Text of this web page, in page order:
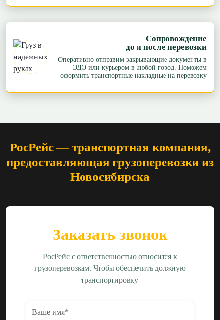
Сопровождение
до и после перевозки
Оперативно отправим закрывающие документы в
ЭДО или курьером в любой город. Поможем
оформить транспортные накладные на перевозку
Заказать звонок
РосРейс с ответственностью относится к
грузоперевозкам. Чтобы обеспечить должную
транспортировку.
РосРейс — транспортная компания,
предоставляющая грузоперевозки из
Новосибирска